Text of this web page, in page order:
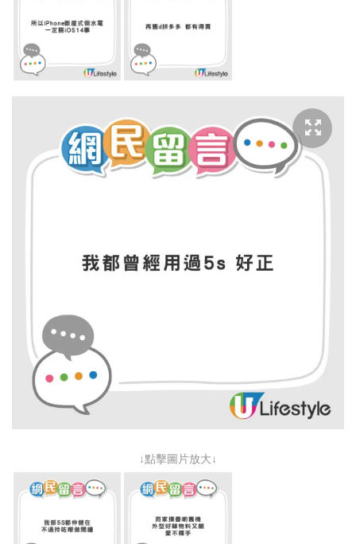
↓點擊圖片放大↓